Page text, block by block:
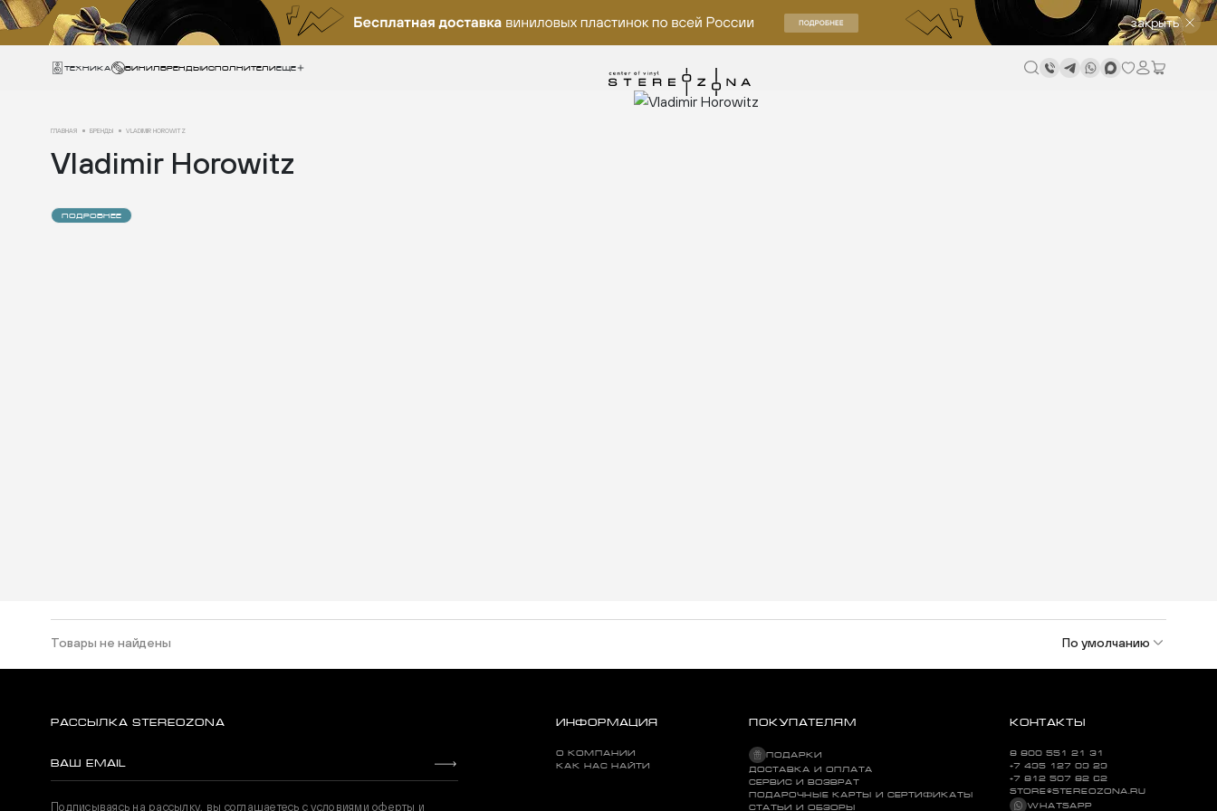
закрыть
Техника ВИНИЛБРЕНДЫИСПОЛНИТЕЛИЕще
ГЛАВНАЯ БРЕНДЫ VLADIMIR HOROWITZ
Vladimir Horowitz
ПОДРОБНЕЕ
Товары не найдены По умолчанию
РАССЫЛКА STEREOZONA
Подписываясь на рассылку, вы соглашаетесь с условиями оферты и
ИНФОРМАЦИЯ
О КОМПАНИИ
КАК НАС НАЙТИ
ПОКУПАТЕЛЯМ
ПОДАРКИ
ДОСТАВКА И ОПЛАТА
СЕРВИС И ВОЗВРАТ
ПОДАРОЧНЫЕ КАРТЫ И СЕРТИФИКАТЫ
СТАТЬИ И ОБЗОРЫ
КОНТАКТЫ
8 800 551 21 31
+7 495 127 09 29
+7 812 507 82 62
STORE@STEREOZONA.RU
WHATSAPP